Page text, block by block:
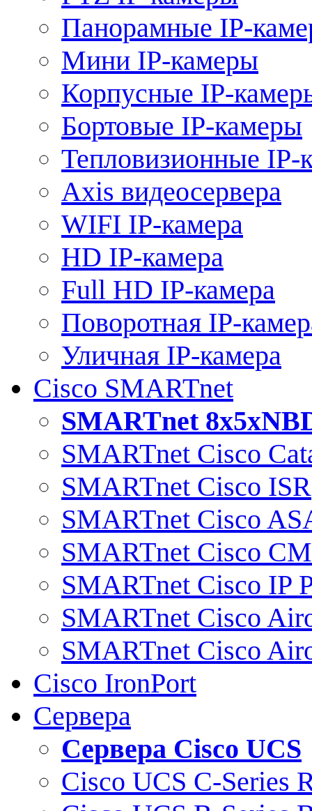
Панорамные IP-
Мини IP-камеры
Корпусные IP-
Бортовые IP-камеры
Тепловизионные IP-
Axis видеосервера
WIFI IP-камера
HD IP-камера
Full HD IP-камера
Поворотная IP-
Уличная IP-камера
Cisco SMARTnet
SMARTnet
SMARTnet Cisco
SMARTnet Cisco ISR
SMARTnet Cisco
SMARTnet Cisco
SMARTnet Cisco IP
SMARTnet Cisco
SMARTnet Cisco
Cisco IronPort
Сервера
Сервера Cisco UCS
Cisco UCS C-Series